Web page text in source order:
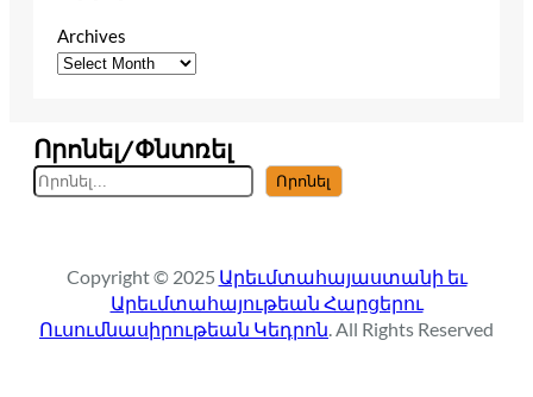
Archives
Որոնել/Փնտռել
S
e
c
h
Որոնել
Copyright © 2025 Արեւմտահայաստանի եւ
Արեւմտահայութեան Հարցերու
Ուսումնասիրութեան Կեդրոն . All Rights Reserved